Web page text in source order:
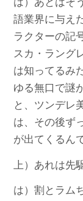
語業界に与え
ラクターの記
スカ・ラング
は知ってるみ
ゆる無口で謎
と、ツンデレ
は、その後ず
が出てくるん
上）あれは先
は）割とラム